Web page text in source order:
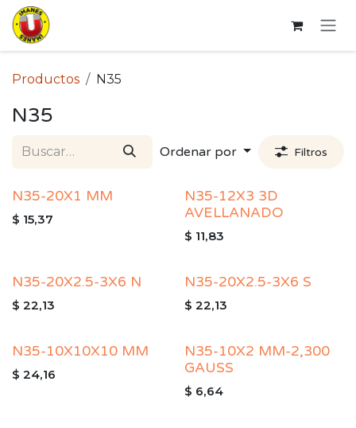
Ir al contenido
Productos N35
N35
Ordenar por Filtros
N35-20X1 MM
$ 15,37
N35-12X3 3D
AVELLANADO
$ 11,83
N35-20X2.5-3X6 N
$ 22,13
N35-20X2.5-3X6 S
$ 22,13
N35-10X10X10 MM
$ 24,16
N35-10X2 MM-2,300
GAUSS
$ 6,64